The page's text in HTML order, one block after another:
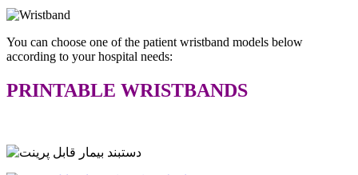
You can choose one of the patient wristband models below
according to your hospital needs:
PRINTABLE WRISTBANDS